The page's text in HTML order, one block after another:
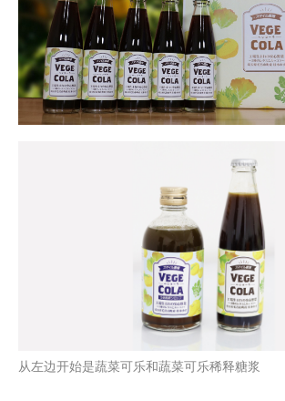
从左边开始是蔬菜可乐和蔬菜可乐稀释糖浆